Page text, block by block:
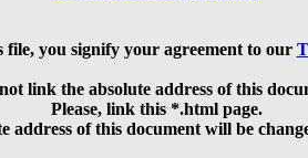
you signify your agreement to our
link the absolute address of this
Please, link this *.html page.
address of this document will be